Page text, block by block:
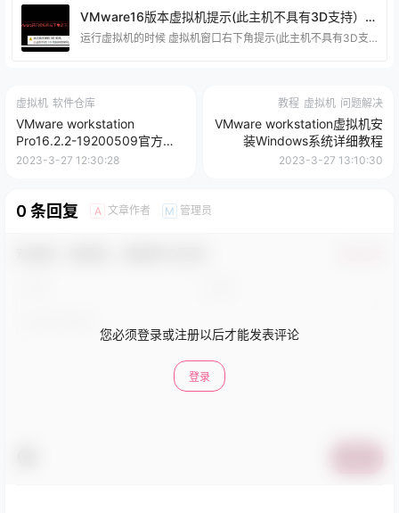
VMware16版本虚拟机提示(此主机不具有3D支持）解决方法！
运行虚拟机的时候 虚拟机窗口右下角提示(此主机不具有3D支持）！ 具体解决方法 这个方法是站长原创的，可以帮助到很多小伙伴解决问题，如果不行我也只能说 抱歉~自行确认是否需要！
虚拟机 软件仓库
VMware workstation
Pro16.2.2-19200509官方版
本-附激活序号
2023-3-27 12:30:28
教程 虚拟机 问题解决
VMware workstation虚拟机安
装Windows系统详细教程
2023-3-27 13:10:30
0 条回复 A 文章作者 M 管理员
您必须登录或注册以后才能发表评论
登录